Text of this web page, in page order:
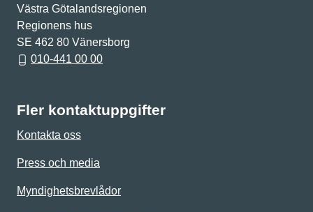
Västra Götalandsregionen
Regionens hus
SE 462 80 Vänersborg
010-441 00 00
Fler kontaktuppgifter
Kontakta oss
Press och media
Myndighetsbrevlådor